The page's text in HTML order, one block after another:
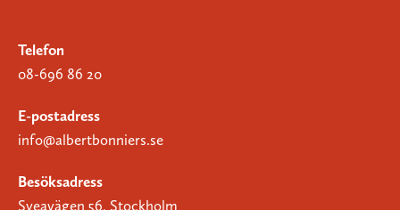
Telefon
08-696 86 20
E-postadress
info@albertbonniers.se
Besöksadress
Sveavägen 56, Stockholm